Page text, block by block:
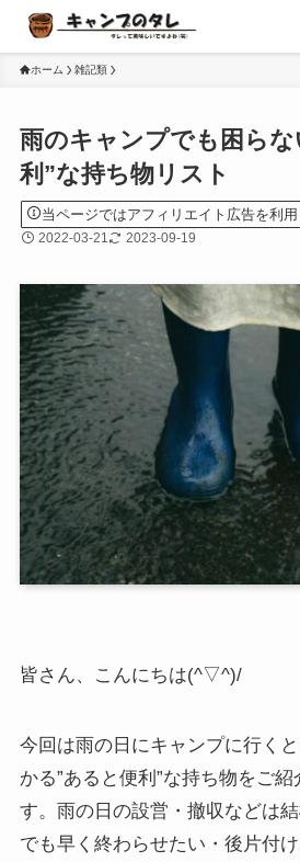
ホーム 雑記類
雨のキャンプでも困ら
利”な持ち物リスト
当ページではアフィリエイト広告を利
2022-03-21 2023-09-19
皆さん、こんにちは(^▽^)/
今回は雨の日にキャンプに行く
かる”あると便利”な持ち物をご
す。雨の日の設営・撤収などは
でも早く終わらせたい・後片付